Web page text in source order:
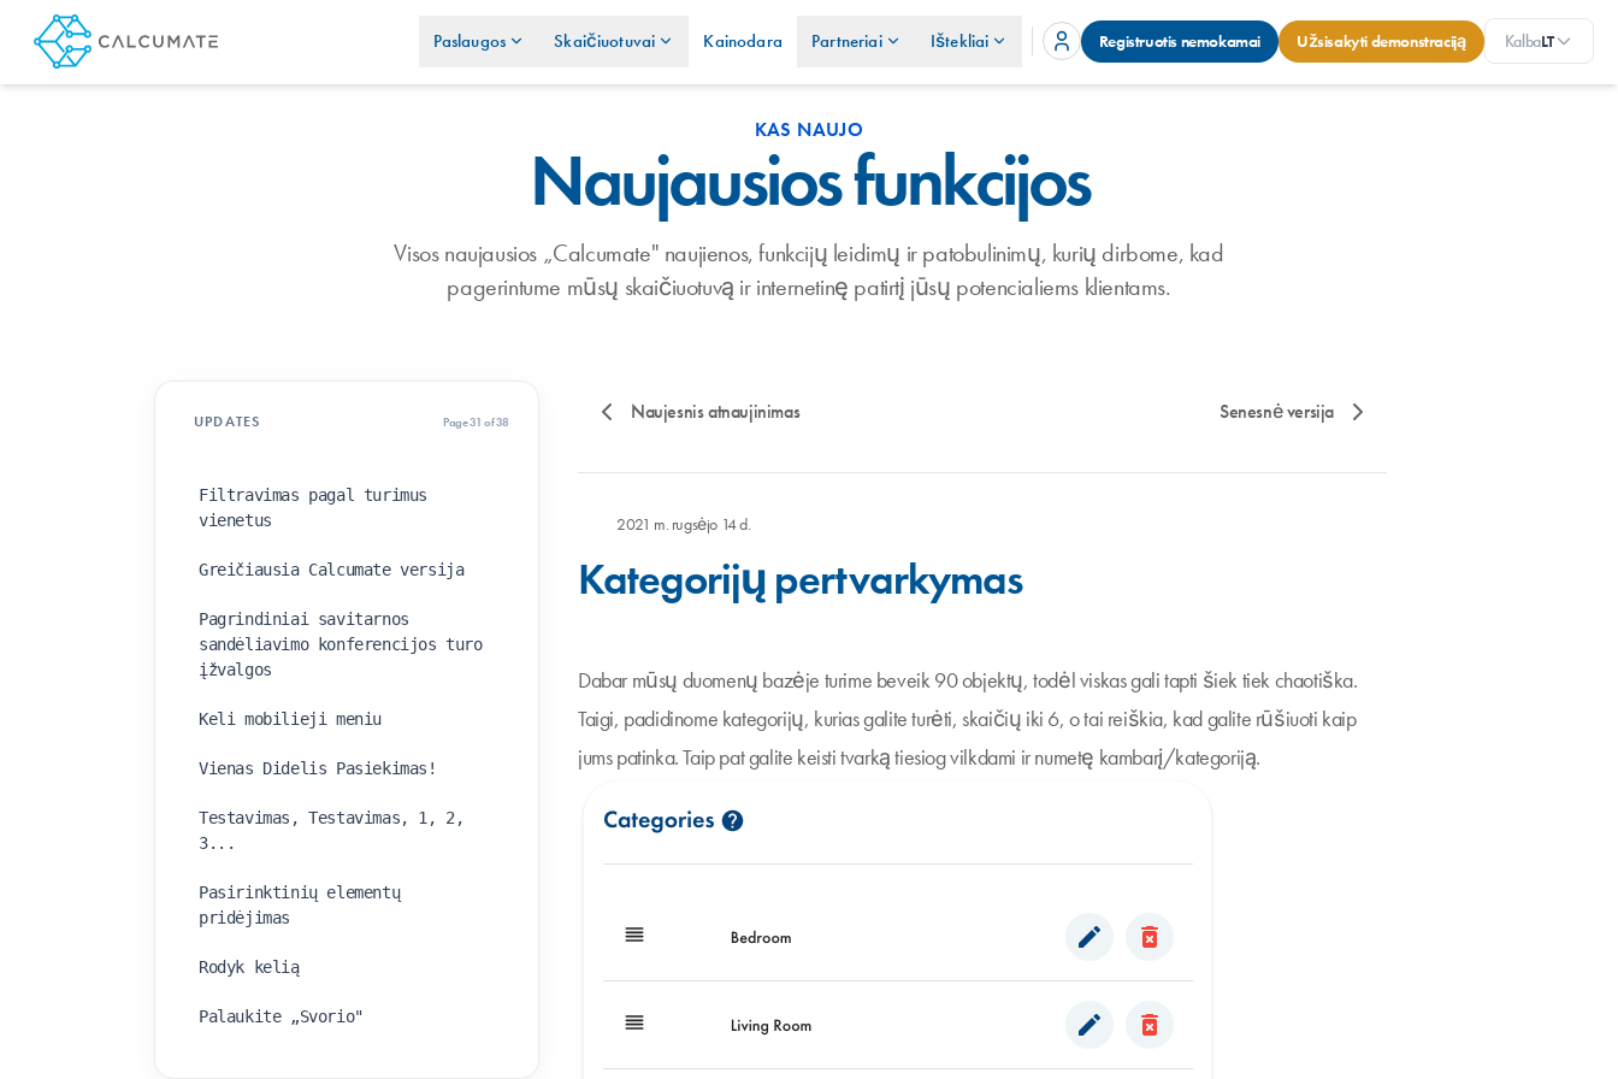
Paslaugos Skaičiuotuvai Kainodara Partneriai Ištekliai Registruotis nemokamai Užsisakyti demonstraciją KalbaLT
KAS NAUJO
Naujausios funkcijos
Visos naujausios „Calcumate" naujienos, funkcijų leidimų ir patobulinimų, kurių dirbome, kad
pagerintume mūsų skaičiuotuvą ir internetinę patirtį jūsų potencialiems klientams.
UPDATES Page 31 of 38
Filtravimas pagal turimus
vienetus
Greičiausia Calcumate versija
Pagrindiniai savitarnos
sandėliavimo konferencijos turo
įžvalgos
Keli mobilieji meniu
Vienas Didelis Pasiekimas!
Testavimas, Testavimas, 1, 2,
3...
Pasirinktinių elementų
pridėjimas
Rodyk kelią
Palaukite „Svorio"
Naujesnis atnaujinimas Senesnė versija
2021 m. rugsėjo 14 d.
Kategorijų pertvarkymas
Dabar mūsų duomenų bazėje turime beveik 90 objektų, todėl viskas gali tapti šiek tiek chaotiška.
Taigi, padidinome kategorijų, kurias galite turėti, skaičių iki 6, o tai reiškia, kad galite rūšiuoti kaip
jums patinka. Taip pat galite keisti tvarką tiesiog vilkdami ir numetę kambarį/kategoriją.